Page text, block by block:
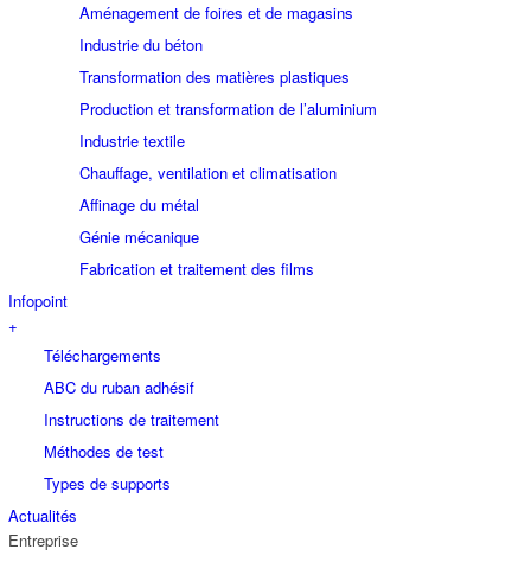
Aménagement de foires et de magasins
Industrie du béton
Transformation des matières plastiques
Production et transformation de l’aluminium
Industrie textile
Chauffage, ventilation et climatisation
Affinage du métal
Génie mécanique
Fabrication et traitement des films
Infopoint
+
Téléchargements
ABC du ruban adhésif
Instructions de traitement
Méthodes de test
Types de supports
Actualités
Entreprise